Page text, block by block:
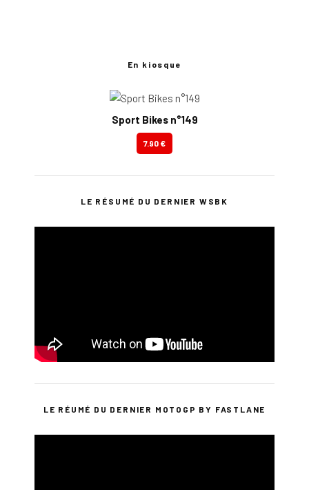
En kiosque
Sport Bikes n°149
7.90 €
LE RÉSUMÉ DU DERNIER WSBK
LE RÉUMÉ DU DERNIER MOTOGP BY FASTLANE